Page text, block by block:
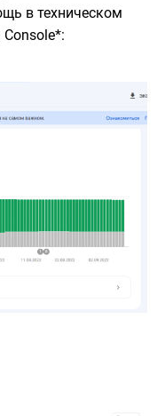
в техническом
Console*: